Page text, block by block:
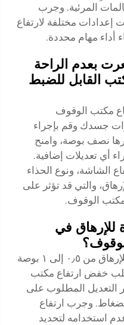
المرئية. وجرب
إعدادات مختلفة لارتفاع
أداء مهام محددة.
بعدم الراحة
القابل للضبط
مكتب الوقوف
جسدك وقم بإجراء
نصف بوصة، وامنح
أي تعديلات إضافية.
الشاشة، ونوع الحذاء
والتي قد تؤثر على
الوقوف.
للإرهاق في
عادةً ما يضيف البساط المضاد للإرهاق من ٠٫٥ إلى ١ بوصة
خفض ارتفاع مكتب
التعديل المطلوب على
وجرب ارتفاع
استخدامه لتحديد